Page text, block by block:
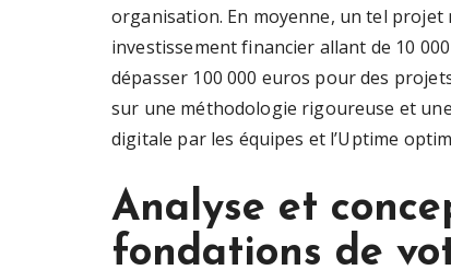
organisation. En moyenne, un tel projet
investissement financier allant de 10
dépasser 100 000 euros pour des
sur une méthodologie rigoureuse et
digitale par les équipes et l’Uptime
Analyse et
fondations de